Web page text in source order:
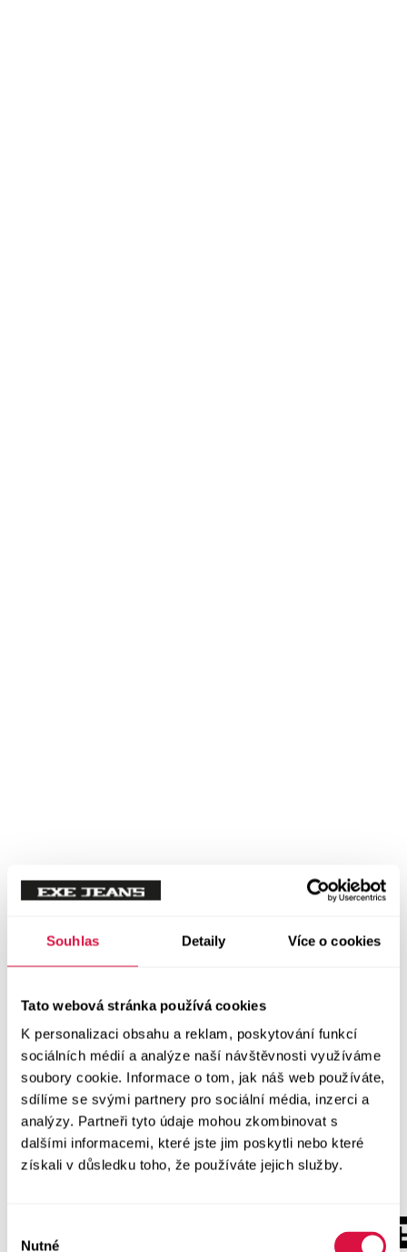
Souhlas Detaily Více o cookies
Tato webová stránka používá cookies
K personalizaci obsahu a reklam, poskytování funkcí
sociálních médií a analýze naší návštěvnosti využíváme
soubory cookie. Informace o tom, jak náš web používáte,
sdílíme se svými partnery pro sociální média, inzerci a
analýzy. Partneři tyto údaje mohou zkombinovat s
dalšími informacemi, které jste jim poskytli nebo které
získali v důsledku toho, že používáte jejich služby.
Nutné